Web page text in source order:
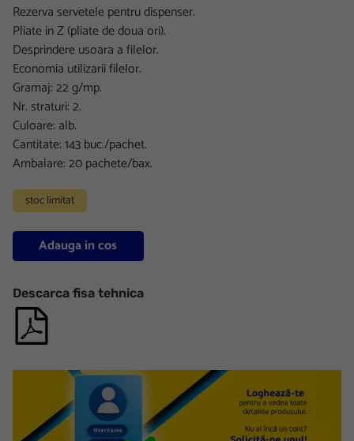
Rezerva servetele pentru dispenser.
Pliate in Z (pliate de doua ori).
Desprindere usoara a filelor.
Economia utilizarii filelor.
Gramaj: 22 g/mp.
Nr. straturi: 2.
Culoare: alb.
Cantitate: 143 buc./pachet.
Ambalare: 20 pachete/bax.
stoc limitat
Adauga in cos
Descarca fisa tehnica